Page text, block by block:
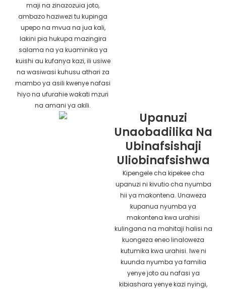
maji na zinazozuia joto,
ambazo haziwezi tu kupinga
upepo na mvua na jua kali,
lakini pia hukupa mazingira
salama na ya kuaminika ya
kuishi au kufanya kazi, ili usiwe
na wasiwasi kuhusu athari za
mambo ya asili kwenye nafasi
hiyo na ufurahie wakati mzuri
na amani ya akili.
Upanuzi
Unaobadilika Na
Ubinafsishaji
Uliobinafsishwa
Kipengele cha kipekee cha
upanuzi ni kivutio cha nyumba
hii ya makontena. Unaweza
kupanua nyumba ya
makontena kwa urahisi
kulingana na mahitaji halisi na
kuongeza eneo linaloweza
kutumika kwa urahisi. Iwe ni
kuunda nyumba ya familia
yenye joto au nafasi ya
kibiashara yenye kazi nyingi,